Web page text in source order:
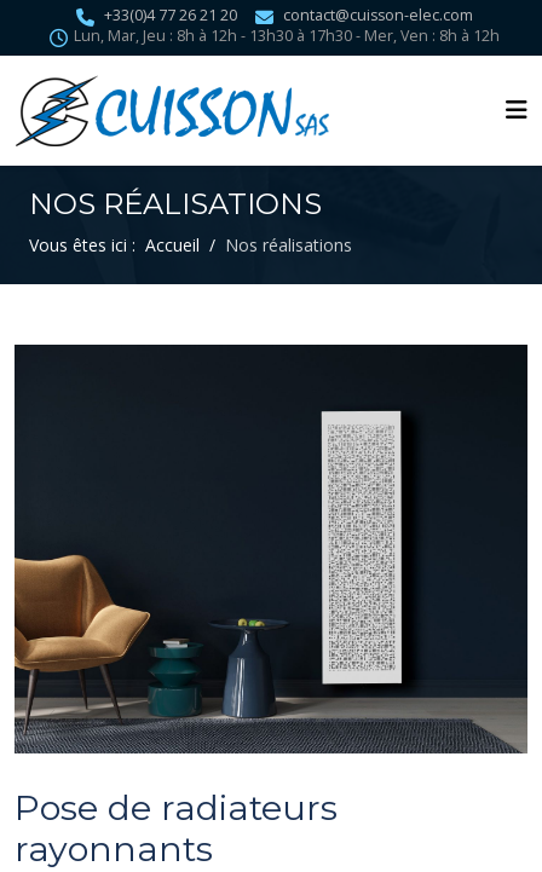
+33(0)4 77 26 21 20
contact@cuisson-elec.com
Lun, Mar, Jeu : 8h à 12h - 13h30 à 17h30 - Mer, Ven : 8h à 12h
NOS RÉALISATIONS
Vous êtes ici : Accueil Nos réalisations
Pose de radiateurs
rayonnants